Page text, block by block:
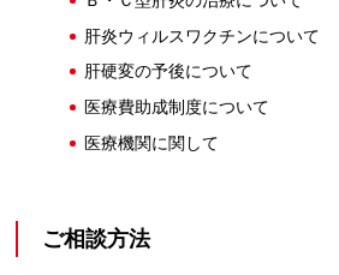
肝炎ウィルスワクチンについて
肝硬変の予後について
医療費助成制度について
医療機関に関して
ご相談方法